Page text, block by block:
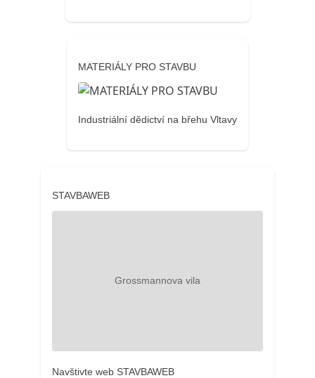
MATERIÁLY PRO STAVBU
Industriální dědictví na břehu Vltavy
STAVBAWEB
Navštivte web STAVBAWEB